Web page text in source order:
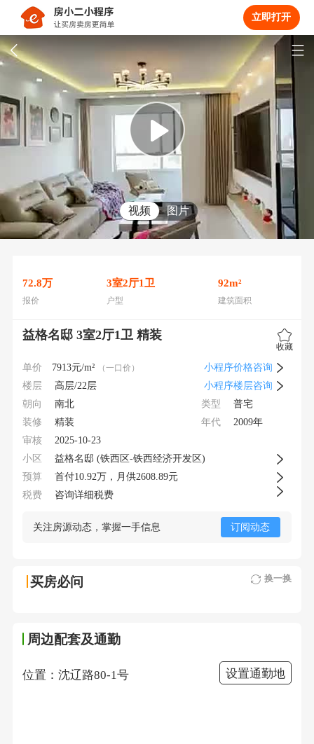
立即打开
视频 图片
72.8万
报价
3室2厅1 卫
户型
92m²
建筑面积
益格名邸 3室2厅1卫 精装
收藏
单价 7913元/m² （一口价） 小程序价格咨询
楼层 高层/22层 小程序楼层咨询
朝向 南北 类型 普宅
装修 精装 年代 2009年
审核 2025-10-23
小区 益格名邸 (铁西区-铁西经济开发区)
预算 首付10.92万，月供2608.89元
税费 咨询详细税费
关注房源动态，掌握一手信息 订阅动态
买房必问 换一换
周边配套及通勤
位置：沈辽路80-1号 设置通勤地